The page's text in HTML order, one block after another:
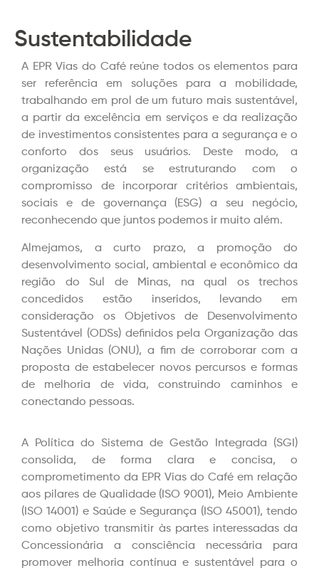
Sustentabilidade
A EPR Vias do Café reúne todos os elementos para
ser referência em soluções para a mobilidade,
trabalhando em prol de um futuro mais sustentável,
a partir da excelência em serviços e da realização
de investimentos consistentes para a segurança e o
conforto dos seus usuários. Deste modo, a
organização está se estruturando com o
compromisso de incorporar critérios ambientais,
sociais e de governança (ESG) a seu negócio,
reconhecendo que juntos podemos ir muito além.
Almejamos, a curto prazo, a promoção do
desenvolvimento social, ambiental e econômico da
região do Sul de Minas, na qual os trechos
concedidos estão inseridos, levando em
consideração os Objetivos de Desenvolvimento
Sustentável (ODSs) definidos pela Organização das
Nações Unidas (ONU), a fim de corroborar com a
proposta de estabelecer novos percursos e formas
de melhoria de vida, construindo caminhos e
conectando pessoas.
A Política do Sistema de Gestão Integrada (SGI)
consolida, de forma clara e concisa, o
comprometimento da EPR Vias do Café em relação
aos pilares de Qualidade (ISO 9001), Meio Ambiente
(ISO 14001) e Saúde e Segurança (ISO 45001), tendo
como objetivo transmitir às partes interessadas da
Concessionária a consciência necessária para
promover melhoria contínua e sustentável para o